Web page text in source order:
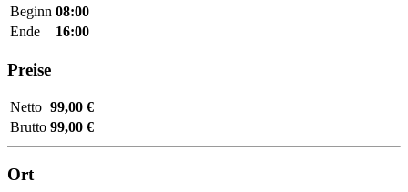
Beginn 08:00
Ende
16:00
Preise
Netto 99,00 €
Brutto 99,00 €
Ort